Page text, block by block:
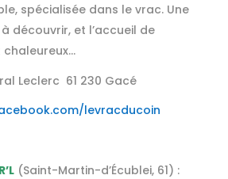
spécialisée dans le vrac. Une
découvrir, et l’accueil de
chaleureux…
Leclerc 61 230 Gacé
levracducoin
(Saint-Martin-d’Écublei, 61) :